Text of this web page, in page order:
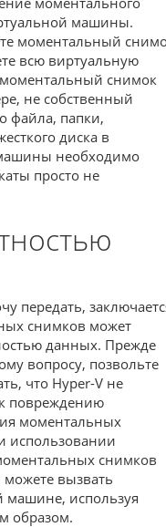
машины.
моментальный
всю виртуальную
снимок
не собственный
файла, папки,
диска в
необходимо
просто не
передать,
снимков может
данных. Прежде
вопросу, позвольте
что Hyper-V не
повреждению
моментальных
использовании
снимков
вызвать
машине, используя
образом.